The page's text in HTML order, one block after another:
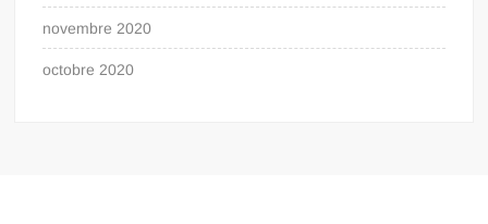
novembre 2020
octobre 2020